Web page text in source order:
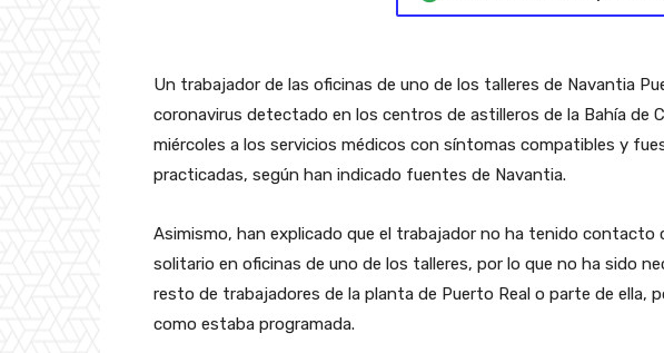
Un trabajador de las oficinas de uno de los talleres de Navantia
coronavirus detectado en los centros de astilleros de la Bahía de
miércoles a los servicios médicos con síntomas compatibles y
practicadas, según han indicado fuentes de Navantia.
Asimismo, han explicado que el trabajador no ha tenido contacto
solitario en oficinas de uno de los talleres, por lo que no ha sido
resto de trabajadores de la planta de Puerto Real o parte de ella,
como estaba programada.